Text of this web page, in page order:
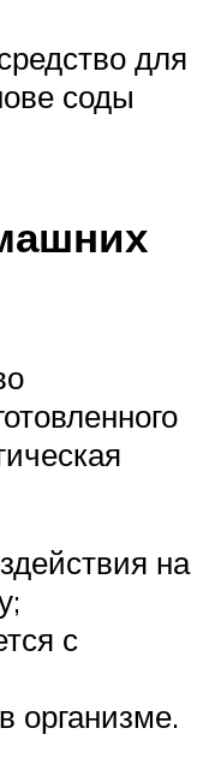
для
соды
на
с
организме.